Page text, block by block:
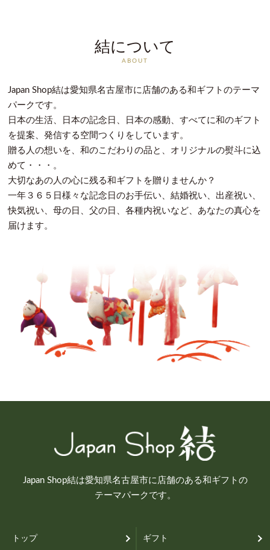
結について
ABOUT
Japan Shop結は愛知県名古屋市に店舗のある和ギフトのテーマ
パークです。
日本の生活、日本の記念日、日本の感動、すべてに和のギフト
を提案、発信する空間つくりをしています。
贈る人の想いを、和のこだわりの品と、オリジナルの熨斗に込
めて・・・。
大切なあの人の心に残る和ギフトを贈りませんか？
一年３６５日様々な記念日のお手伝い、結婚祝い、出産祝い、
快気祝い、母の日、父の日、各種内祝いなど、あなたの真心を
届けます。
Japan Shop結は愛知県名古屋市に店舗のある和ギフトの
テーマパークです。
トップ ギフト